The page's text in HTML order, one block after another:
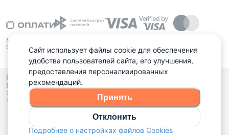
Политика конфиденциальности,
Политика обработки файлов куки
© 2015 - 2026, Domovita.by. Копирование материалов допускается
только при наличии активной ссылки.
Сайт использует файлы cookie для обеспечения
удобства пользователей сайта, его улучшения,
предоставления персонализированных
рекомендаций.
Принять
Отклонить
Подробнее о настройках файлов Cookies